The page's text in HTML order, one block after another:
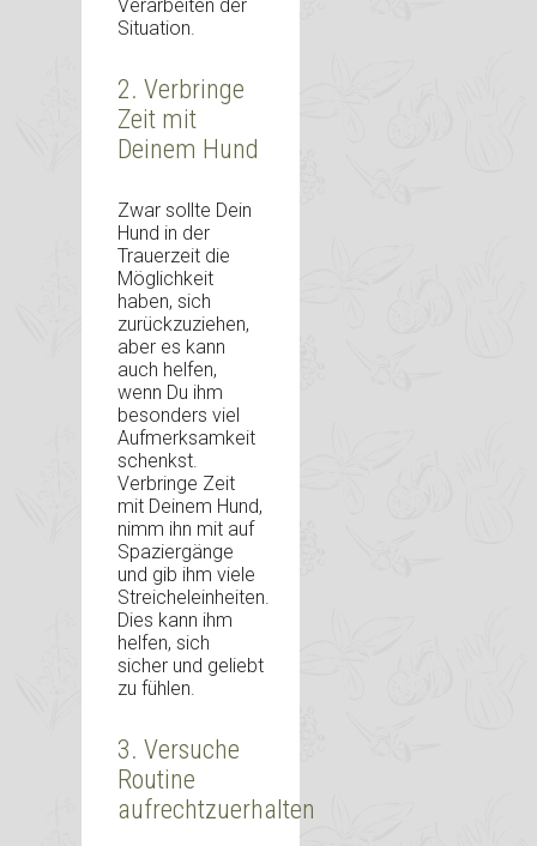
Verarbeiten der
Situation.
2. Verbringe
Zeit mit
Deinem Hund
Zwar sollte Dein
Hund in der
Trauerzeit die
Möglichkeit
haben, sich
zurückzuziehen,
aber es kann
auch helfen,
wenn Du ihm
besonders viel
Aufmerksamkeit
schenkst.
Verbringe Zeit
mit Deinem Hund,
nimm ihn mit auf
Spaziergänge
und gib ihm viele
Streicheleinheiten.
Dies kann ihm
helfen, sich
sicher und geliebt
zu fühlen.
3. Versuche
Routine
aufrechtzuerhalten